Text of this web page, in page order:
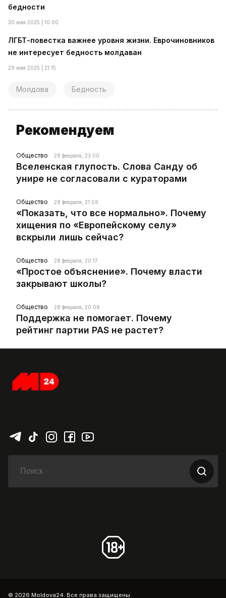
бедности
30 мая 2025 | 10:00
ЛГБТ-повестка важнее уровня жизни. Еврочиновников
не интересует бедность молдаван
29 мая 2025 | 21:15
Молдова Бедность
Рекомендуем
Общество 28 февраля, 23:00
Вселенская глупость. Слова Санду об
унире не согласовали с кураторами
Общество 28 февраля, 21:09
«Показать, что все нормально». Почему
хищения по «Европейскому селу»
вскрыли лишь сейчас?
Общество 28 февраля, 20:17
«Простое объяснение». Почему власти
закрывают школы?
Общество 28 февраля, 20:08
Поддержка не помогает. Почему
рейтинг партии PAS не растет?
© 2026 Moldova24. Все права защищены.